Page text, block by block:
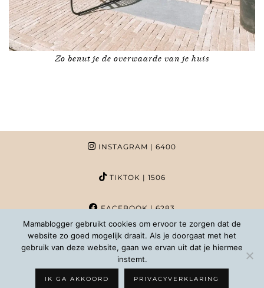
Zo benut je de overwaarde van je huis
INSTAGRAM | 6400
TIKTOK | 1506
FACEBOOK| 6283
PINTEREST | 1020
Mamablogger gebruikt cookies om ervoor te zorgen dat de
website zo goed mogelijk draait. Als je doorgaat met het
gebruik van deze website, gaan we ervan uit dat je hiermee
instemt.
IK GA AKKOORD PRIVACYVERKLARING